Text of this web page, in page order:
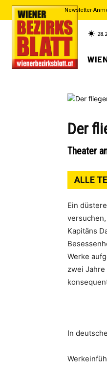
Newsletter-
28.2
Der
Theater
ALLE
Ein
Kapitäns
Werke
zwei
In